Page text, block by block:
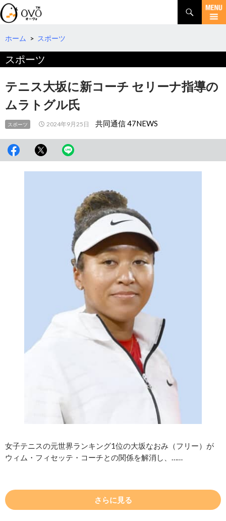
検
索
コ
テ
へ
ホーム > スポーツ
スポーツ
テニス大坂に新コーチ セリーナ指導の
ムラトグル氏
スポーツ 2024年9月25日 共同通信 47NEWS
女子テニスの元世界ランキング1位の大坂なおみ（フリー）が
ウィム・フィセッテ・コーチとの関係を解消し、……
さらに見る